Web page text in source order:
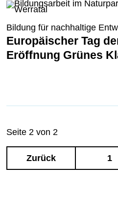
Bildung für nachhaltige
Europäischer Tag
Eröffnung Grünes
Seite 2 von 2
Zurück 1